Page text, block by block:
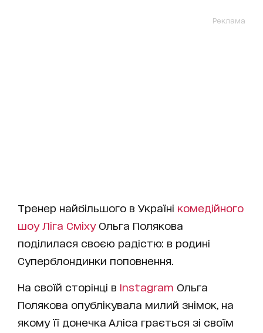
Реклама
Тренер найбільшого в Україні комедійного
шоу Ліга СміхуОльга Полякова
поділилася своєю радістю: в родині
Суперблондинки поповнення.
На своїй сторінці в Instagram Ольга
Полякова опублікувала милий знімок, на
якому її донечка Аліса грається зі своїм